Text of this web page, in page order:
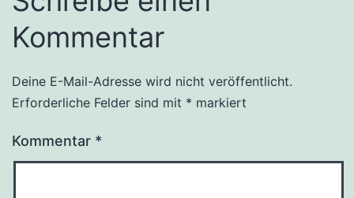
Kommentar
Deine E-Mail-Adresse wird nicht veröffentlicht.
Erforderliche Felder sind mit * markiert
Kommentar *